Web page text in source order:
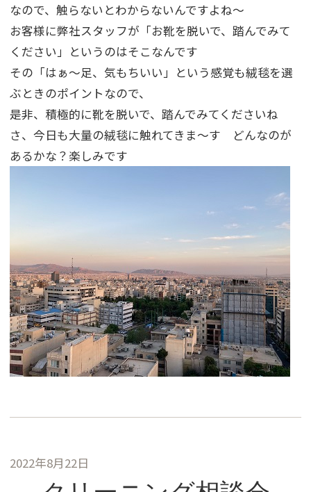
なので、触らないとわからないんですよね～
お客様に弊社スタッフが「お靴を脱いで、踏んでみて
ください」というのはそこなんです
その「はぁ～足、気もちいい」という感覚も絨毯を選
ぶときのポイントなので、
是非、積極的に靴を脱いで、踏んでみてくださいね
さ、今日も大量の絨毯に触れてきま～す どんなのが
あるかな？楽しみです
2022年8月22日